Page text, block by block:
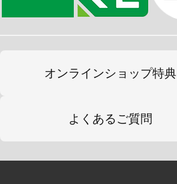
オンラインショップ特典
よくあるご質問